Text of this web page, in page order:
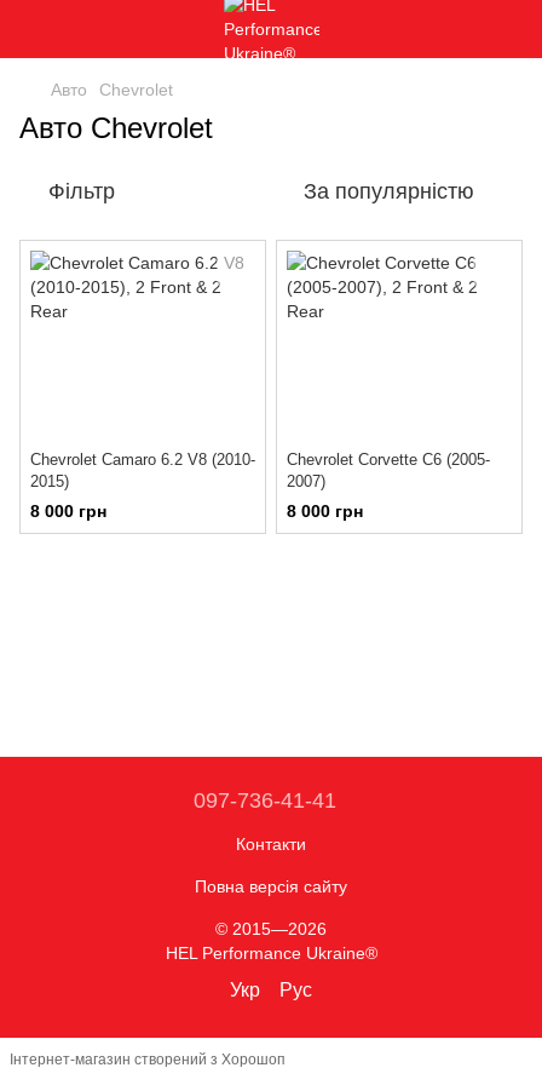
Авто Chevrolet
Авто Chevrolet
Фільтр За популярністю
Chevrolet Camaro 6.2 V8 (2010-
2015)
8 000 грн
Chevrolet Corvette C6 (2005-
2007)
8 000 грн
097-736-41-41
Контакти
Повна версія сайту
© 2015—2026
HEL Performance Ukraine®
Укр Рус
Інтернет-магазин створений з Хорошоп